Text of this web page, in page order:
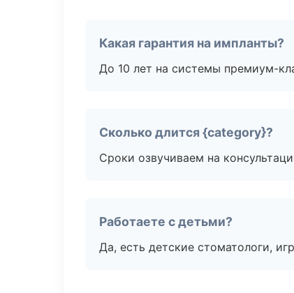
Какая гарантия на импланты?
До 10 лет на системы премиум-
Сколько длится {category}?
Сроки озвучиваем на
Работаете с детьми?
Да, есть детские стоматологи,